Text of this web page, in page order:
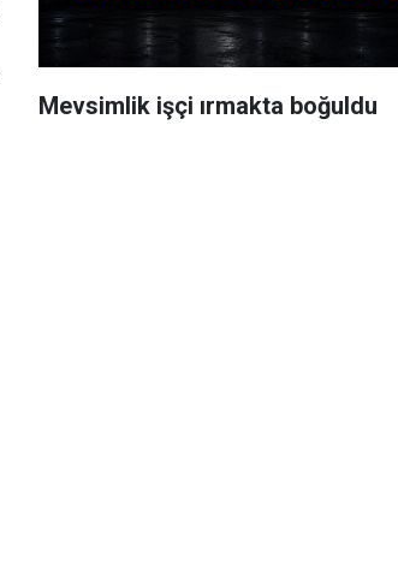
Mevsimlik işçi ırmakta boğuldu